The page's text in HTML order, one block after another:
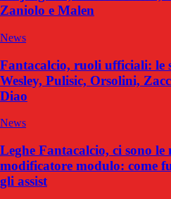
Zaniolo e Malen
News
Fantacalcio, ruoli ufficiali: le
Wesley, Pulisic, Orsolini,
Diao
News
Leghe Fantacalcio, ci sono
modificatore modulo: come
gli assist